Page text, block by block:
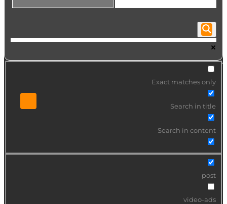
Exact matches only
Search in title
Search in content
post
video-ads